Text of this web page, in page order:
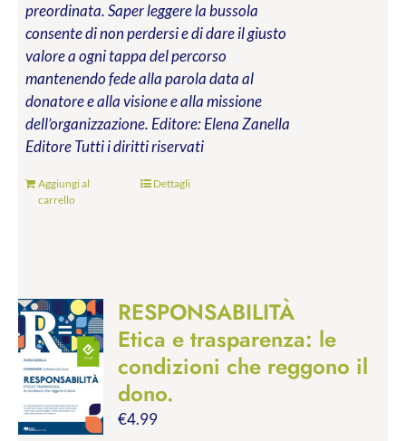
preordinata. Saper leggere la bussola
consente di non perdersi e di dare il giusto
valore a ogni tappa del percorso
mantenendo fede alla parola data al
donatore e alla visione e alla missione
dell’organizzazione. Editore: Elena Zanella
EditoreTutti i diritti riservati
Aggiungi al
carrello
Dettagli
RESPONSABILITÀ
Etica e trasparenza: le
condizioni che reggono il
dono.
€4.99